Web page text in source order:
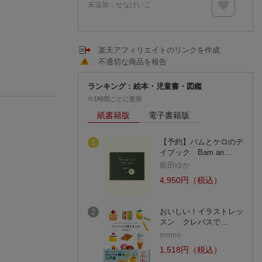
未追加： せなけいこ
楽天アフィリエイトのリンクを作成
不適切な商品を報告
ランキング：絵本・児童書・図鑑
※1時間ごとに更新
紙書籍版 電子書籍版
1
【予約】バムとケロのデ
イブック Bam an…
島田ゆか
4,950円（税込）
2
おいしい！イラストレッ
スン クレパスで…
momo
1,518円（税込）